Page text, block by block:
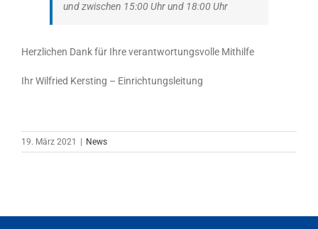
und zwischen 15:00 Uhr und 18:00 Uhr
Herzlichen Dank für Ihre verantwortungsvolle Mithilfe
Ihr Wilfried Kersting – Einrichtungsleitung
19. März 2021 News